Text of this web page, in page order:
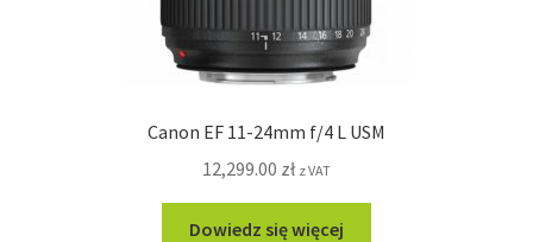
Canon EF 11-24mm f/4 L USM
12,299.00 zł z VAT
Dowiedz się więcej